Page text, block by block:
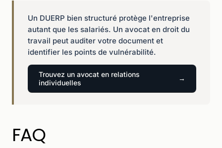
Un DUERP bien structuré protège l'entreprise
autant que les salariés. Un avocat en droit du
travail peut auditer votre document et
identifier les points de vulnérabilité.
Trouvez un avocat en relations
individuelles
FAQ